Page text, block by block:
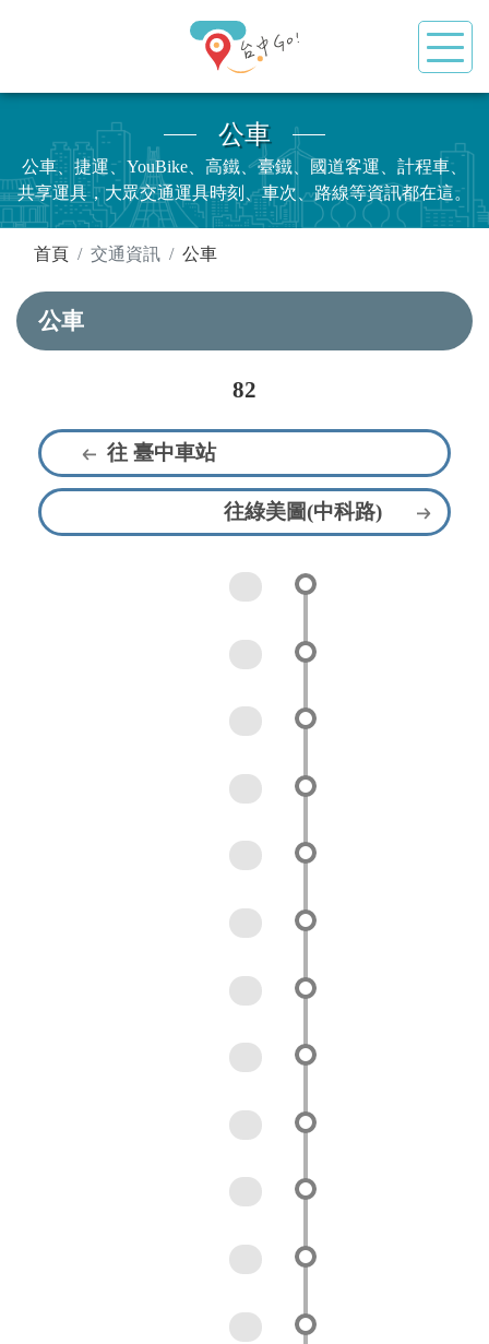
公車
公車、捷運、YouBike、高鐵、臺鐵、國道客運、計程車、
共享運具，大眾交通運具時刻、車次、路線等資訊都在這。
首頁 交通資訊 公車
公車
82
往 臺中車站
往綠美圖(中科路)